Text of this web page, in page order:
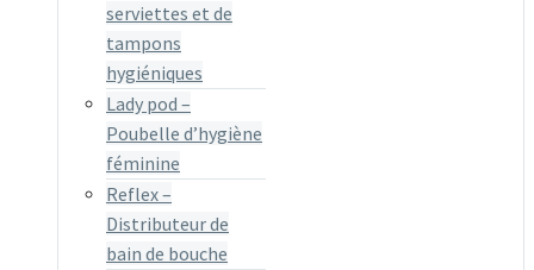
serviettes et de
tampons
hygiéniques
Lady pod –
Poubelle d’hygiène
féminine
Reflex –
Distributeur de
bain de bouche